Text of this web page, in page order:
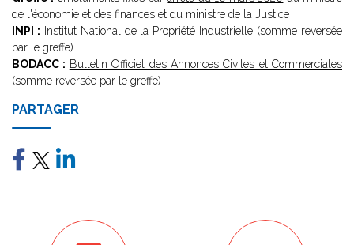
de l'économie et des finances et du ministre de la Justice
INPI : Institut National de la Propriété Industrielle (somme reversée
par le greffe)
BODACC : Bulletin Officiel des Annonces Civiles et Commerciales
(somme reversée par le greffe)
PARTAGER